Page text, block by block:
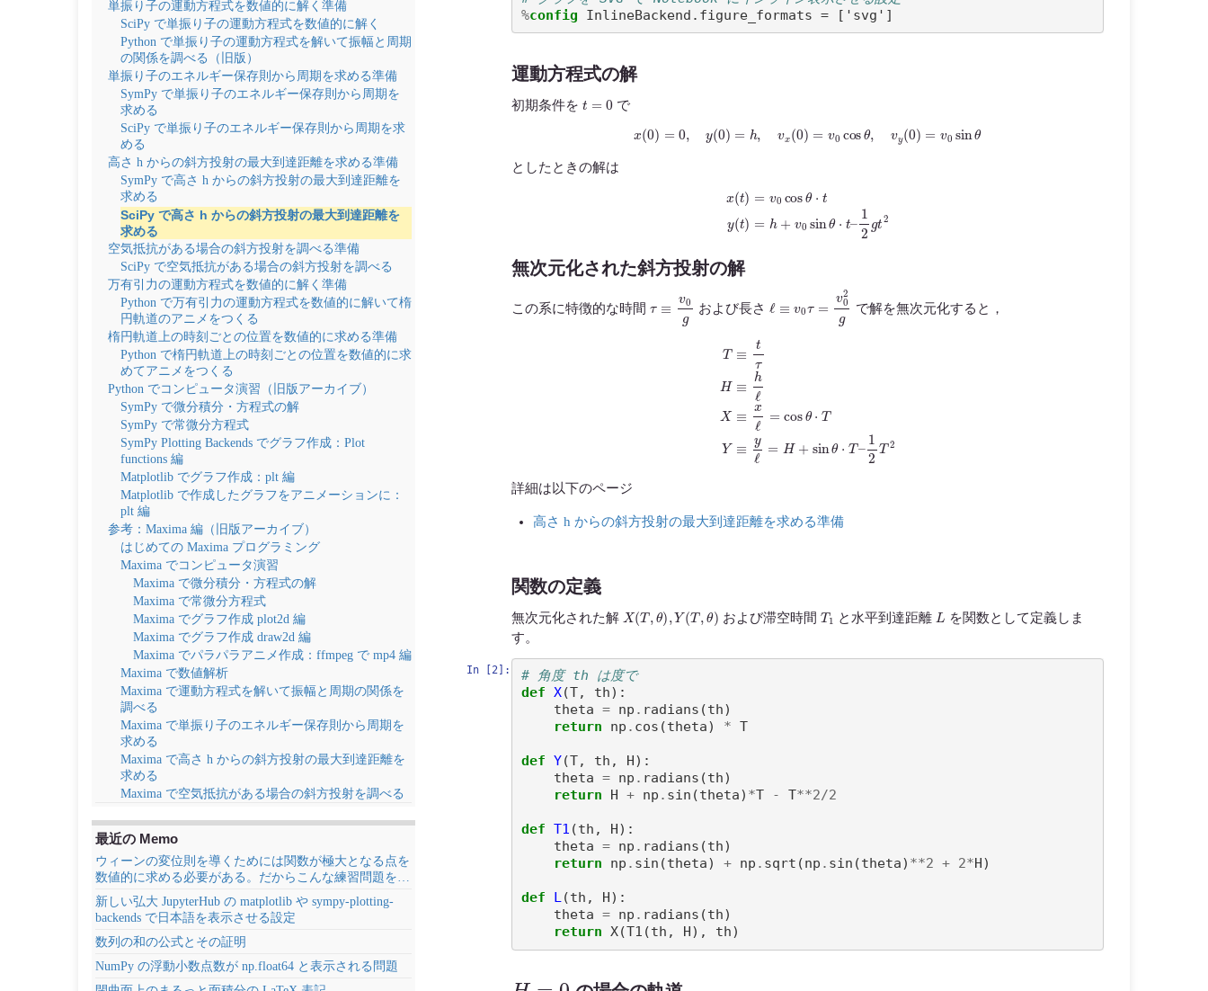
%config
運動方程式の解
初期条件を t で
)=0,y = x 0)= cos θ,vy( v 0sin
としたときの解は
v0cos =h +v
無次元化された斜方投射の解
この系に特徴的な時間 g および長さ ℓ g で解を無次元化すると，
ℓ
詳細は以下のページ
高さ h からの斜方投射の最大到達距離を求める準備
関数の定義
無次元化された解 X(T, ),Y(T,θ) および滞空時間 T1 と水平到達距離 L を関数として定義しま
す。
In [2]:
# 角度 th は度で
def X(T, th):
theta = np . radians (th)
return
np . cos (theta) * T
def Y(T, th , H):
theta = np . radians (th)
return
H + np . sin (theta) *T - T**2/2
def T1 (th , H):
theta = np . radians (th)
return
np . sin (theta) + np . sqrt (np . sin (theta) **2 + 2*H)
def L(th , H):
theta = np . radians (th)
return X(T1 (th , H), th)
H=
単振り子の運動方程式を数値的に解く準備
SciPy で単振り子の運動方程式を数値的に解く
Python で単振り子の運動方程式を解いて振幅と周期
の関係を調べる（旧版）
単振り子のエネルギー保存則から周期を求める準備
SymPy で単振り子のエネルギー保存則から周期を
求める
SciPy で単振り子のエネルギー保存則から周期を求
める
高さ h からの斜方投射の最大到達距離を求める準備
SymPy で高さ h からの斜方投射の最大到達距離を
求める
SciPy で高さ h からの斜方投射の最大到達距離を
求める
空気抵抗がある場合の斜方投射を調べる準備
SciPy で空気抵抗がある場合の斜方投射を調べる
万有引力の運動方程式を数値的に解く準備
Python で万有引力の運動方程式を数値的に解いて楕
円軌道のアニメをつくる
楕円軌道上の時刻ごとの位置を数値的に求める準備
Python で楕円軌道上の時刻ごとの位置を数値的に求
めてアニメをつくる
Python でコンピュータ演習（旧版アーカイブ）
SymPy で微分積分・方程式の解
SymPy で常微分方程式
SymPy Plotting Backends でグラフ作成：Plot
functions 編
Matplotlib でグラフ作成：plt 編
Matplotlib で作成したグラフをアニメーションに：
plt 編
参考：Maxima 編（旧版アーカイブ）
はじめての Maxima プログラミング
Maxima でコンピュータ演習
Maxima で微分積分・方程式の解
Maxima で常微分方程式
Maxima でグラフ作成 plot2d 編
Maxima でグラフ作成 draw2d 編
Maxima でパラパラアニメ作成：ffmpeg で mp4 編
Maxima で数値解析
Maxima で運動方程式を解いて振幅と周期の関係を
調べる
Maxima で単振り子のエネルギー保存則から周期を
求める
Maxima で高さ h からの斜方投射の最大到達距離を
求める
Maxima で空気抵抗がある場合の斜方投射を調べる
最近の Memo
ウィーンの変位則を導くためには関数が極大となる点を
数値的に求める必要がある。だからこんな練習問題を…
新しい弘大 JupyterHub の matplotlib や sympy-plotting-
backends で日本語を表示させる設定
数列の和の公式とその証明
NumPy の浮動小数点数が np.float64 と表示される問題